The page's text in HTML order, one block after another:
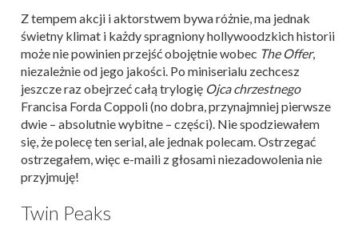
Z tempem akcji i aktorstwem bywa różnie, ma jednak
świetny klimat i każdy spragniony hollywoodzkich historii
może nie powinien przejść obojętnie wobec The Offer,
niezależnie od jego jakości. Po miniserialu zechcesz
jeszcze raz obejrzeć całą trylogię Ojca chrzestnego
Francisa Forda Coppoli (no dobra, przynajmniej pierwsze
dwie – absolutnie wybitne – części). Nie spodziewałem
się, że polecę ten serial, ale jednak polecam. Ostrzegać
ostrzegałem, więc e-maili z głosami niezadowolenia nie
przyjmuję!
Twin Peaks